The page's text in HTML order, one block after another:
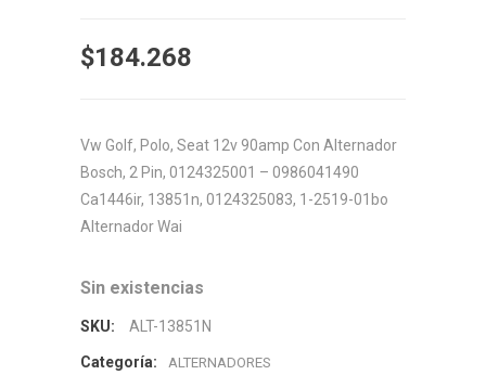
$184.268
Vw Golf, Polo, Seat 12v 90amp Con Alternador
Bosch, 2 Pin, 0124325001 – 0986041490
Ca1446ir, 13851n, 0124325083, 1-2519-01bo
Alternador Wai
Sin existencias
SKU: ALT-13851N
Categoría: ALTERNADORES